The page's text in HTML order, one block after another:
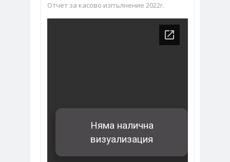
Отчет за касово изпълнение 2022г.